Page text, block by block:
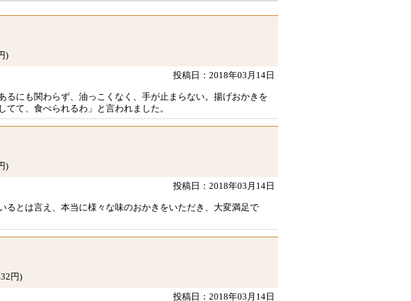
)
投稿日：2018年03月14日
るにも関わらず、油っこくなく、手が止まらない。揚げおかきを
て、食べられるわ」と言われました。
)
投稿日：2018年03月14日
るとは言え、本当に様々な味のおかきをいただき、大変満足で
円)
投稿日：2018年03月14日